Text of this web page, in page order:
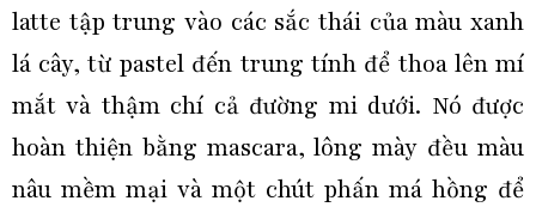
latte tập trung vào các sắc thái của màu xanh
lá cây, từ pastel đến trung tính để thoa lên mí
mắt và thậm chí cả đường mi dưới. Nó được
hoàn thiện bằng mascara, lông mày đều màu
nâu mềm mại và một chút phấn má hồng để